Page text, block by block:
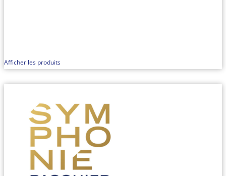
Afficher les produits